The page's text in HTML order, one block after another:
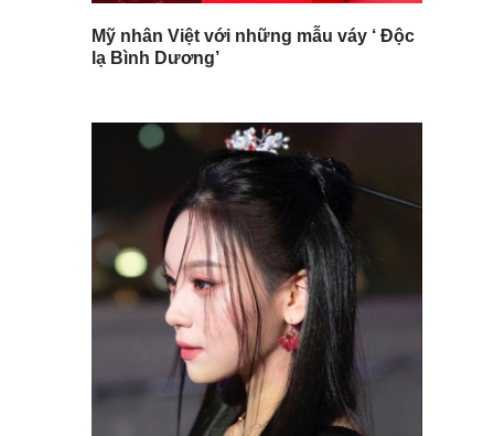
Mỹ nhân Việt với những mẫu váy ‘ Độc
lạ Bình Dương’